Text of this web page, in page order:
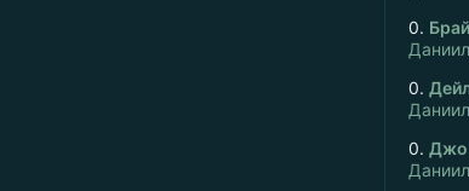
0.
0.
0. Джо